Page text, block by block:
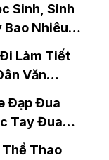
Sinh, Sinh
Bao Nhiêu?
Làm Tiết
Văn
Đạp Đua
Tay Đua
Cao
Thể Thao